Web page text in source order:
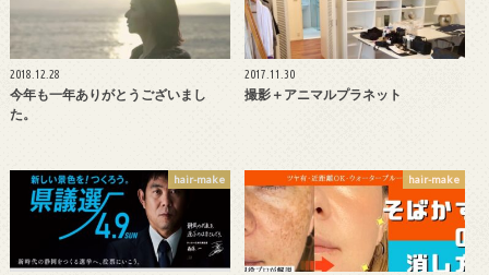
2018.12.28
今年も一年ありがとうございまし
た。
2017.11.30
撮影＋アニマルプラネット
hair-make hair-make